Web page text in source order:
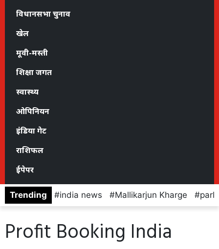
विधानसभा चुनाव
खेल
मूवी-मस्ती
शिक्षा जगत
स्वास्थ्य
ओपिनियन
इंडिया गेट
राशिफल
ईपेपर
Trending india news Mallikarjun Kharge
Profit Booking India